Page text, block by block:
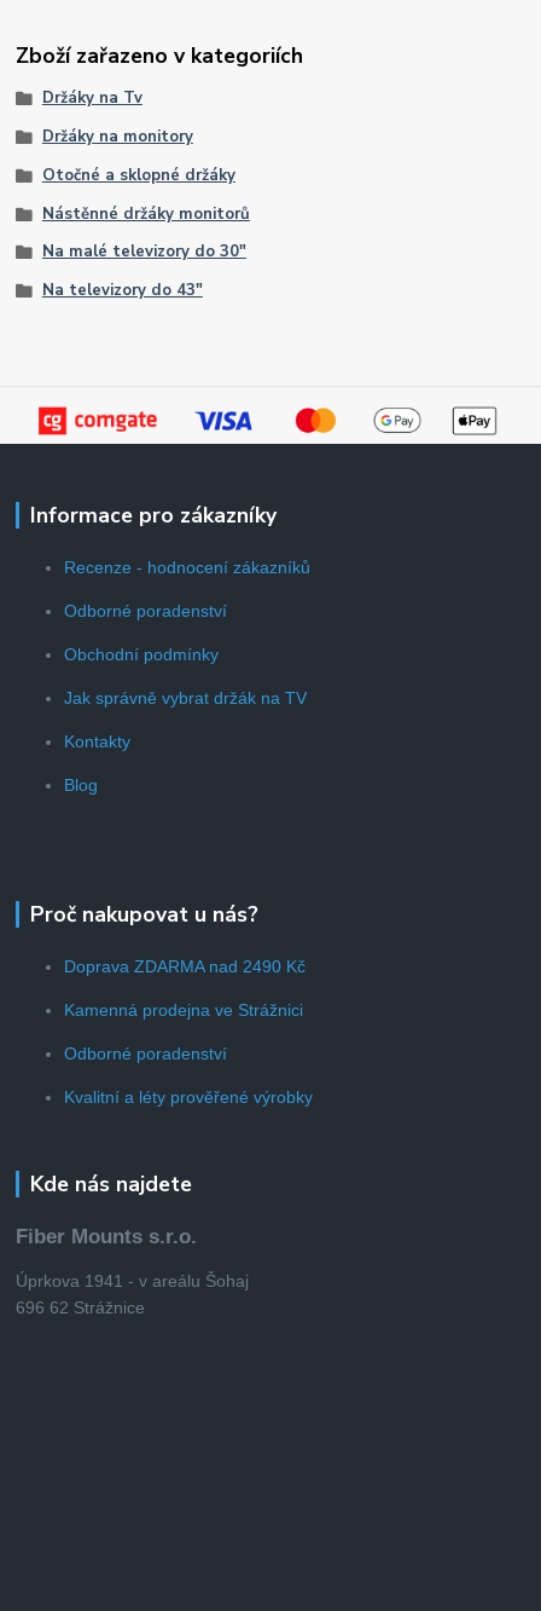
Zboží zařazeno v kategoriích
Držáky na Tv
Držáky na monitory
Otočné a sklopné držáky
Nástěnné držáky monitorů
Na malé televizory do 30"
Na televizory do 43"
Informace pro zákazníky
Recenze - hodnocení zákazníků
Odborné poradenství
Obchodní podmínky
Jak správně vybrat držák na TV
Kontakty
Blog
Proč nakupovat u nás?
Doprava ZDARMA nad 2490 Kč
Kamenná prodejna ve Strážnici
Odborné poradenství
Kvalitní a léty prověřené výrobky
Kde nás najdete
Fiber Mounts s.r.o.
Úprkova 1941 - v areálu Šohaj
696 62 Strážnice